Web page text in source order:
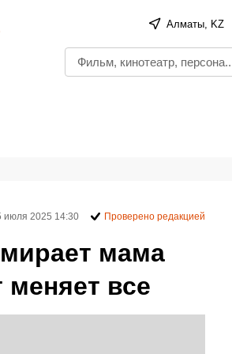
Алматы, KZ
мама
все
июля 2025 14:30 Проверено редакцией